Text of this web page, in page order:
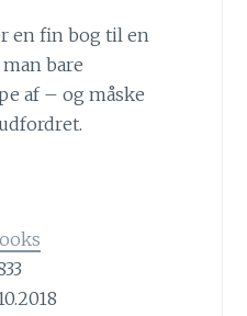
en fin bog til en
bare
af – og måske